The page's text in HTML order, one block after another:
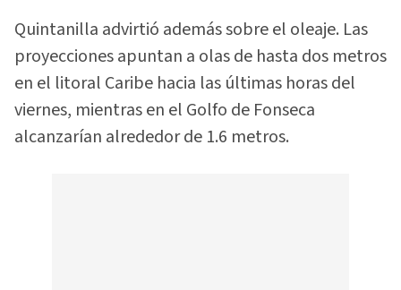
Quintanilla advirtió además sobre el oleaje. Las
proyecciones apuntan a olas de hasta dos metros
en el litoral Caribe hacia las últimas horas del
viernes, mientras en el Golfo de Fonseca
alcanzarían alrededor de 1.6 metros.